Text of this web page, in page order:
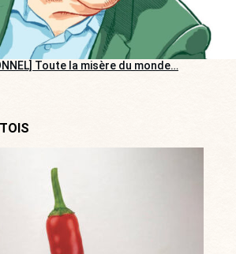
Toute la misère du monde…